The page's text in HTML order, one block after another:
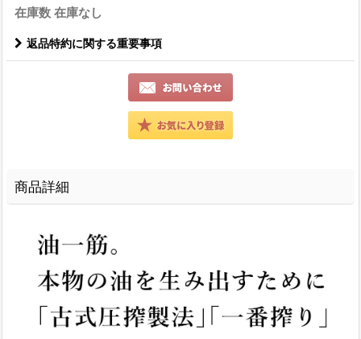
在庫数 在庫なし
返品特約に関する重要事項
商品詳細